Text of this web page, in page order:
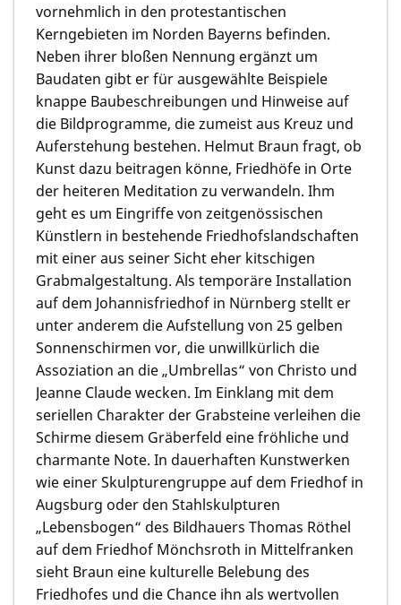
vornehmlich in den protestantischen
Kerngebieten im Norden Bayerns befinden.
Neben ihrer bloßen Nennung ergänzt um
Baudaten gibt er für ausgewählte Beispiele
knappe Baubeschreibungen und Hinweise auf
die Bildprogramme, die zumeist aus Kreuz und
Auferstehung bestehen. Helmut Braun fragt, ob
Kunst dazu beitragen könne, Friedhöfe in Orte
der heiteren Meditation zu verwandeln. Ihm
geht es um Eingriffe von zeitgenössischen
Künstlern in bestehende Friedhofslandschaften
mit einer aus seiner Sicht eher kitschigen
Grabmalgestaltung. Als temporäre Installation
auf dem Johannisfriedhof in Nürnberg stellt er
unter anderem die Aufstellung von 25 gelben
Sonnenschirmen vor, die unwillkürlich die
Assoziation an die „Umbrellas“ von Christo und
Jeanne Claude wecken. Im Einklang mit dem
seriellen Charakter der Grabsteine verleihen die
Schirme diesem Gräberfeld eine fröhliche und
charmante Note. In dauerhaften Kunstwerken
wie einer Skulpturengruppe auf dem Friedhof in
Augsburg oder den Stahlskulpturen
„Lebensbogen“ des Bildhauers Thomas Röthel
auf dem Friedhof Mönchsroth in Mittelfranken
sieht Braun eine kulturelle Belebung des
Friedhofes und die Chance ihn als wertvollen